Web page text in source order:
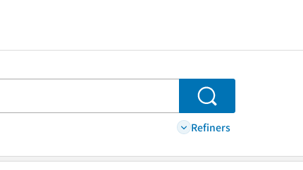
Search
Refiners